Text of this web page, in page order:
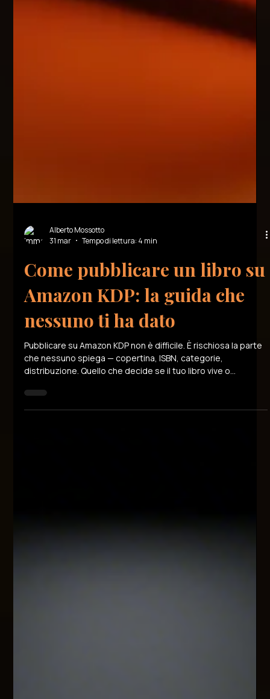
31 mar
Tempo di lettura: 4 min
Come pubblicare un libro su
Amazon KDP: la guida che
nessuno ti ha dato
Pubblicare su Amazon KDP non è difficile. È rischiosa la parte
che nessuno spiega — copertina, ISBN, categorie,